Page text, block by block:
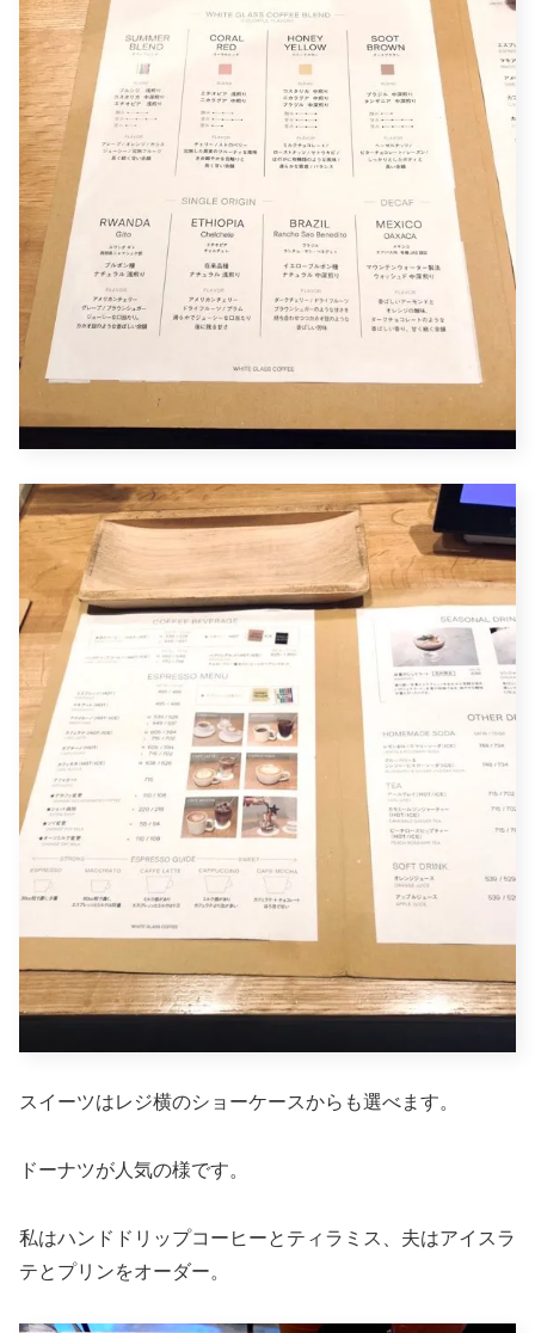
スイーツはレジ横のショーケースからも選べます。
ドーナツが人気の様です。
私はハンドドリップコーヒーとティラミス、夫はアイスラ
テとプリンをオーダー。